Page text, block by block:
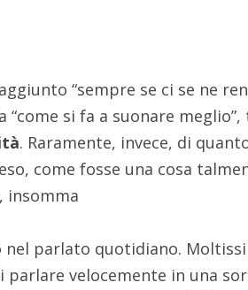
“sempre se ci se ne
si fa a suonare meglio”,
. Raramente, invece, di
come fosse una cosa
insomma
nel parlato quotidiano.
velocemente in una